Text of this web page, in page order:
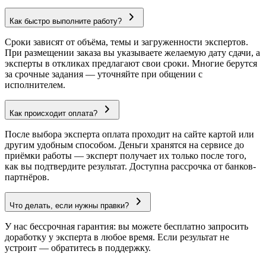
Как быстро выполните работу?
Сроки зависят от объёма, темы и загруженности экспертов.
При размещении заказа вы указываете желаемую дату сдачи, а
эксперты в откликах предлагают свои сроки. Многие берутся
за срочные задания — уточняйте при общении с
исполнителем.
Как происходит оплата?
После выбора эксперта оплата проходит на сайте картой или
другим удобным способом. Деньги хранятся на сервисе до
приёмки работы — эксперт получает их только после того,
как вы подтвердите результат. Доступна рассрочка от банков-
партнёров.
Что делать, если нужны правки?
У нас бессрочная гарантия: вы можете бесплатно запросить
доработку у эксперта в любое время. Если результат не
устроит — обратитесь в поддержку.